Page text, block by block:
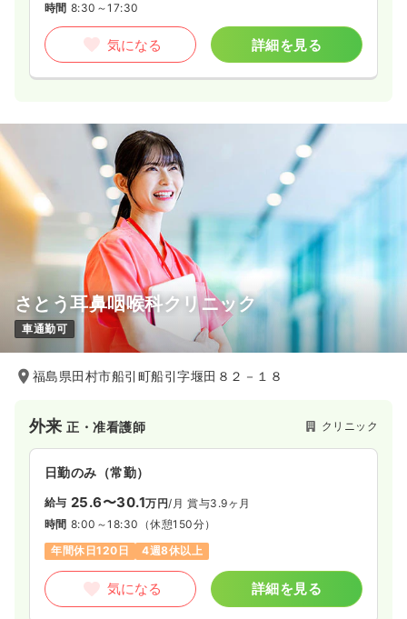
時間 8:30～17:30
気になる 詳細を見る
さとう耳鼻咽喉科クリニック
車通勤可
福島県田村市船引町船引字堰田８２－１８
外来正・准看護師 クリニック
日勤のみ（常勤）
給与 25.6〜30.1万円/月 賞与3.9ヶ月
時間 8:00～18:30 （休憩150分）
年間休日120日
4週8休以上
気になる 詳細を見る